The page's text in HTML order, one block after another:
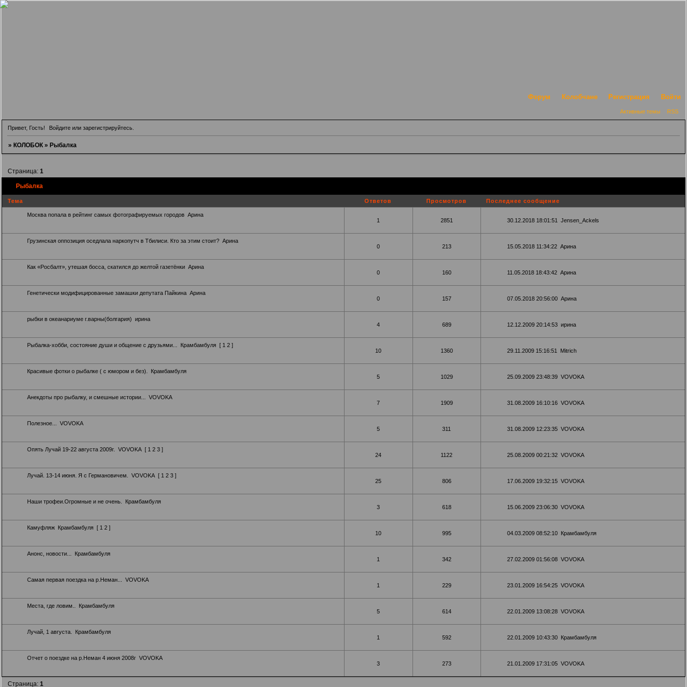
Форум Колобчане Регистрация Войти
Активные темы RSS
Привет, Гость! Войдите илизарегистрируйтесь
» КОЛОБОК » Рыбалка
Рыбалка
Страница: 1
Тема Ответов Просмотров Последнее сообщение
Москва попала в рейтинг самых фотографируемых городов Арина
1
2851 30.12.2018 18:01:51 Jensen_Ackels
Грузинская оппозиция оседлала наркопутч в Тбилиси. Кто за этим стоит? Арина
0
213 15.05.2018 11:34:22 Арина
Как «Росбалт», утешая босса, скатился до желтой газетёнки Арина
0
160 11.05.2018 18:43:42 Арина
Генетически модифицированные замашки депутата Пайкина Арина
0
157 07.05.2018 20:56:00 Арина
рыбки в океанариуме г.варны(болгария) ирина
4
689 12.12.2009 20:14:53 ирина
Рыбалка-хобби, состояние души и общение с друзьями... Крамбамбуля [ 1 2 ]
10
1360 29.11.2009 15:16:51 Mitrich
Красивые фотки о рыбалке ( с юмором и без).
Крамбамбуля
5
1029 25.09.2009 23:48:39 VOVOKA
Анекдоты про рыбалку, и смешные истории...
VOVOKA
7
1909 31.08.2009 16:10:16 VOVOKA
Полезное...
VOVOKA
5
311 31.08.2009 12:23:35 VOVOKA
Опять Лучай 19-22 августа 2009г. VOVOKA [ 1 2 3 ]
24
1122 25.08.2009 00:21:32 VOVOKA
Лучай. 13-14 июня. Я с Германовичем. VOVOKA [ 1 2 3 ]
25
806 17.06.2009 19:32:15 VOVOKA
Наши трофеи.Огромные и не очень.
Крамбамбуля
3
618 15.06.2009 23:06:30 VOVOKA
Камуфляж Крамбамбуля [ 1 2 ]
10
995 04.03.2009 08:52:10 Крамбамбуля
Анонс, новости...
Крамбамбуля
1
342 27.02.2009 01:56:08 VOVOKA
Самая первая поездка на р.Неман...
VOVOKA
1
229 23.01.2009 16:54:25 VOVOKA
Места, где ловим..
Крамбамбуля
5
614 22.01.2009 13:08:28 VOVOKA
Лучай, 1 августа.
Крамбамбуля
1
592 22.01.2009 10:43:30 Крамбамбуля
Отчет о поездке на р.Неман 4 июня 2008г VOVOKA
3
273 21.01.2009 17:31:05 VOVOKA
Страница: 1